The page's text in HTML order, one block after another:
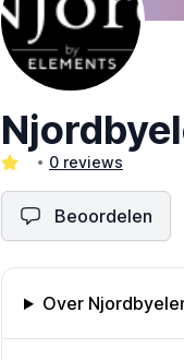
0 reviews
Beoordelen
Omschrijving bedrijf
Over